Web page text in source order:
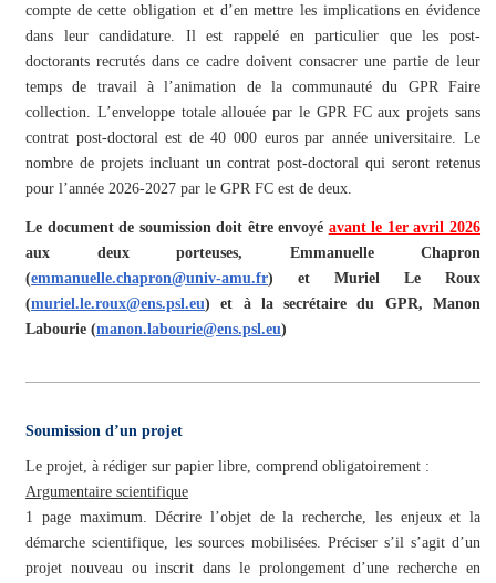
compte de cette obligation et d’en mettre les implications en évidence
dans leur candidature. Il est rappelé en particulier que les post-
doctorants recrutés dans ce cadre doivent consacrer une partie de leur
temps de travail à l’animation de la communauté du GPR Faire
collection. L’enveloppe totale allouée par le GPR FC aux projets sans
contrat post-doctoral est de 40 000 euros par année universitaire. Le
nombre de projets incluant un contrat post-doctoral qui seront retenus
pour l’année 2026-2027 par le GPR FC est de deux.
Le document de soumission doit être envoyé avant le 1er avril 2026
aux deux porteuses, Emmanuelle Chapron
(emmanuelle.chapron@univ-amu.fr) et Muriel Le Roux
(muriel.le.roux@ens.psl.eu) et à la secrétaire du GPR, Manon
Labourie (manon.labourie@ens.psl.eu)
Soumission d’un projet
Le projet, à rédiger sur papier libre, comprend obligatoirement :
Argumentaire scientifique
1 page maximum.Décrire l’objet de la recherche, les enjeux et la
démarche scientifique, les sources mobilisées. Préciser s’il s’agit d’un
projet nouveau ou inscrit dans le prolongement d’une recherche en